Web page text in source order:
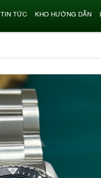
TIN TỨC KHO HƯỚNG DẪN